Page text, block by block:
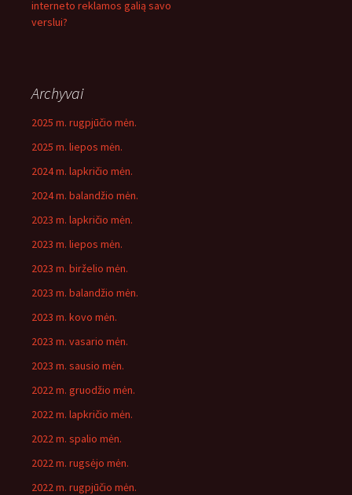
interneto reklamos galią savo
verslui?
Archyvai
2025 m. rugpjūčio mėn.
2025 m. liepos mėn.
2024 m. lapkričio mėn.
2024 m. balandžio mėn.
2023 m. lapkričio mėn.
2023 m. liepos mėn.
2023 m. birželio mėn.
2023 m. balandžio mėn.
2023 m. kovo mėn.
2023 m. vasario mėn.
2023 m. sausio mėn.
2022 m. gruodžio mėn.
2022 m. lapkričio mėn.
2022 m. spalio mėn.
2022 m. rugsėjo mėn.
2022 m. rugpjūčio mėn.